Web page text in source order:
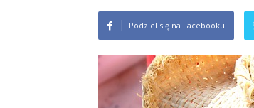
Podziel się na Facebooku